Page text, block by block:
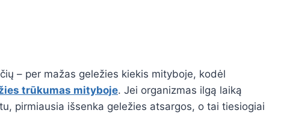
– per mažas geležies kiekis mityboje, kodėl
trūkumas mityboje. Jei organizmas ilgą laiką
pirmiausia išsenka geležies atsargos, o tai tiesiogiai